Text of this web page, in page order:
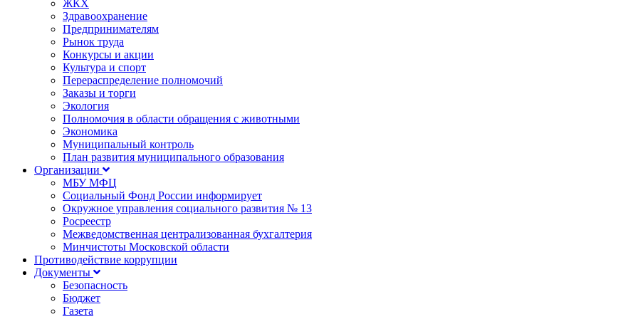
ЖКХ
Здравоохранение
Предпринимателям
Рынок труда
Конкурсы и акции
Культура и спорт
Перераспределение полномочий
Заказы и торги
Экология
Полномочия в области обращения с животными
Экономика
Муниципальный контроль
План развития муниципального образования
Организации
МБУ МФЦ
Социальный Фонд России информирует
Окружное управления социального развития № 13
Росреестр
Межведомственная централизованная бухгалтерия
Минчистоты Московской области
Противодействие коррупции
Документы
Безопасность
Бюджет
Газета